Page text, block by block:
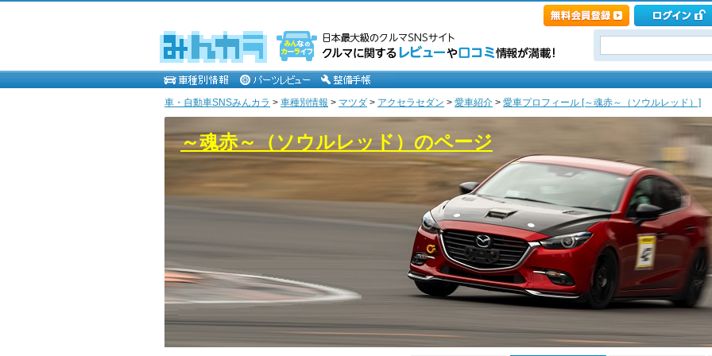
車・自動車SNSみんカラ > 車種別情報 > マツダ > アクセラセダン > 愛車紹介 > 愛車プロフィール [～魂赤～（ソウルレッド）]
～魂赤～（ソウルレッド）のページ